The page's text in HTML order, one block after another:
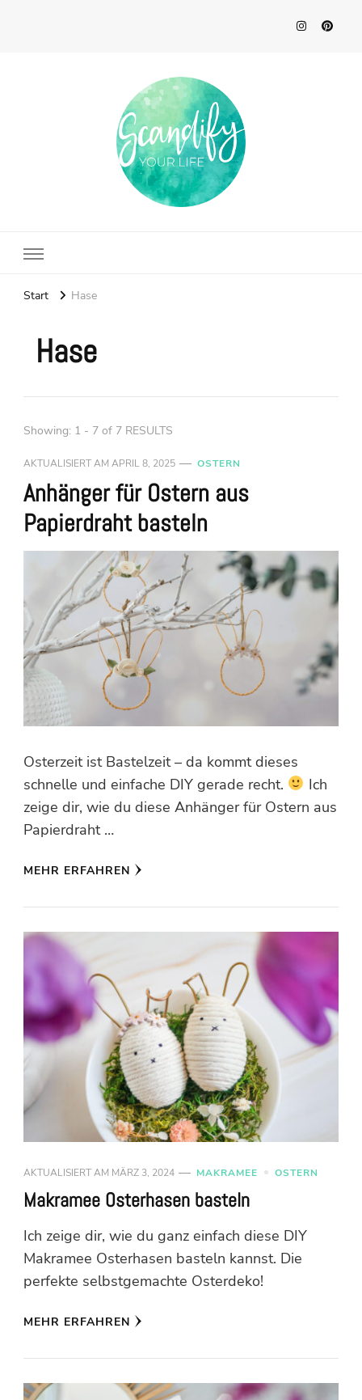
Start Hase
Hase
Showing: 1 - 7 of 7 RESULTS
AKTUALISIERT AM APRIL 8, 2025 OSTERN
Anhänger für Ostern aus
Papierdraht basteln
Osterzeit ist Bastelzeit – da kommt dieses
schnelle und einfache DIY gerade recht.
Ich
zeige dir, wie du diese Anhänger für Ostern aus
Papierdraht …
MEHR ERFAHREN
AKTUALISIERT AM MÄRZ 3, 2024 MAKRAMEE OSTERN
Makramee Osterhasen basteln
Ich zeige dir, wie du ganz einfach diese DIY
Makramee Osterhasen basteln kannst. Die
perfekte selbstgemachte Osterdeko!
MEHR ERFAHREN